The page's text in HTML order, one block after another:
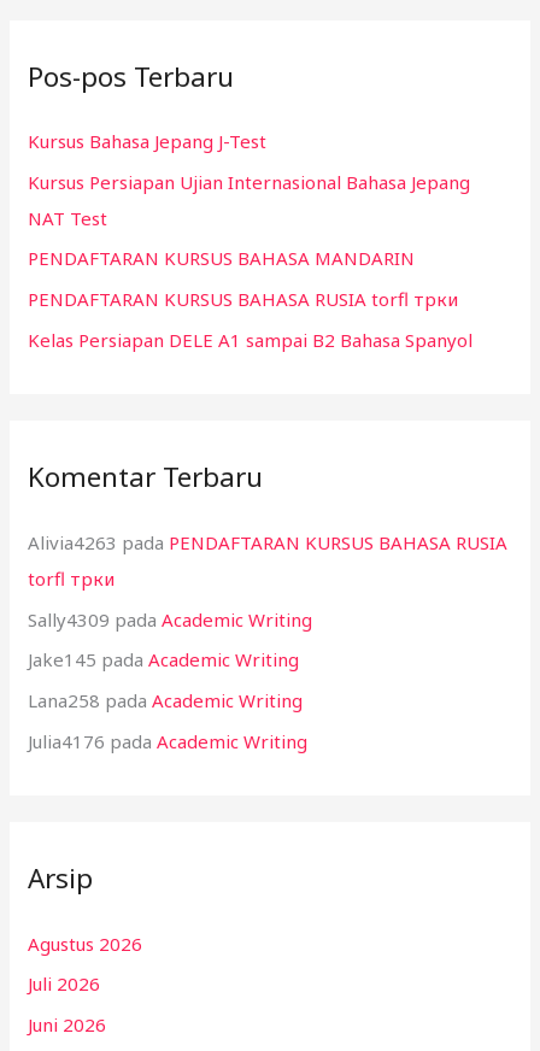
u
t
u
k
:
Pos-pos Terbaru
Kursus Bahasa Jepang J-Test
Kursus Persiapan Ujian Internasional Bahasa Jepang
NAT Test
PENDAFTARAN KURSUS BAHASA MANDARIN
PENDAFTARAN KURSUS BAHASA RUSIA torfl трки
Kelas Persiapan DELE A1 sampai B2 Bahasa Spanyol
Komentar Terbaru
Alivia4263 pada PENDAFTARAN KURSUS BAHASA RUSIA
torfl трки
Sally4309 padaAcademic Writing
Jake145 padaAcademic Writing
Lana258 padaAcademic Writing
Julia4176 padaAcademic Writing
Arsip
Agustus 2026
Juli 2026
Juni 2026